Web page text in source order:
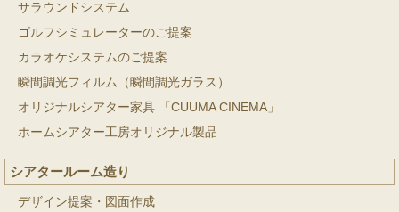
サラウンドシステム
ゴルフシミュレーターのご提案
カラオケシステムのご提案
瞬間調光フィルム（瞬間調光ガラス）
オリジナルシアター家具 「CUUMA CINEMA」
ホームシアター工房オリジナル製品
シアタールーム造り
デザイン提案・図面作成